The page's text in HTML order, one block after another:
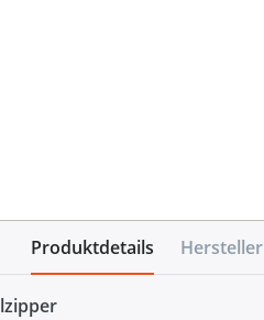
Produktdetails Hersteller